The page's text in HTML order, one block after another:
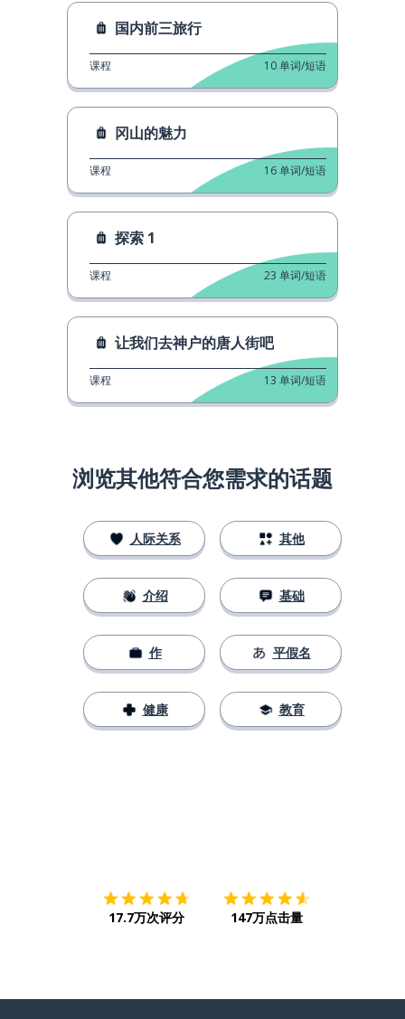
国内前三旅行
课程 10单词/短语
冈山的魅力
课程 16单词/短语
探索 1
课程 23 单词/短语
让我们去神户的唐人街吧
课程 13 单词/短语
浏览其他符合您需求的话题
人际关系
介绍
作
健康
其他
基础
平假名
教育
17.7万次评分 147万点击量